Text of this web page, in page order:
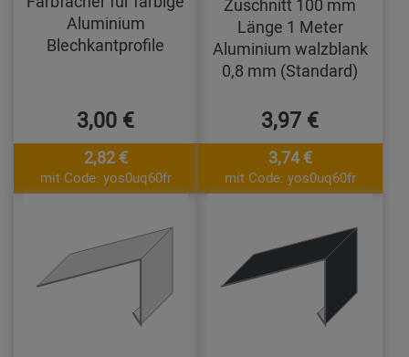
Aluminium
Blechkantprofile
3,00 €
2,82 €
mit Code: yos0uq60fr
Zuschnitt 100 mm
Länge 1 Meter
Aluminium walzblank
0,8 mm (Standard)
3,97 €
3,74 €
mit Code: yos0uq60fr